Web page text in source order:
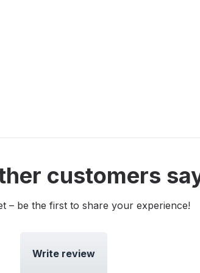
customers
– be the first to share your experience!
Write review